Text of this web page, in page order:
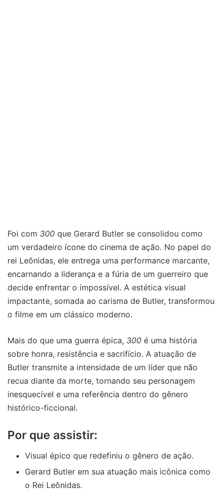
Foi com 300 que Gerard Butler se consolidou como
um verdadeiro ícone do cinema de ação. No papel do
rei Leônidas, ele entrega uma performance marcante,
encarnando a liderança e a fúria de um guerreiro que
decide enfrentar o impossível. A estética visual
impactante, somada ao carisma de Butler, transformou
o filme em um clássico moderno.
Mais do que uma guerra épica, 300 é uma história
sobre honra, resistência e sacrifício. A atuação de
Butler transmite a intensidade de um líder que não
recua diante da morte, tornando seu personagem
inesquecível e uma referência dentro do gênero
histórico-ficcional.
Por que assistir:
Visual épico que redefiniu o gênero de ação.
Gerard Butler em sua atuação mais icônica como
o Rei Leônidas.